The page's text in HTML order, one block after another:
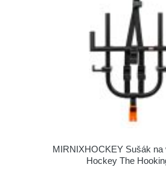
MIRNIXHOCKEY Sušák na
Hockey The